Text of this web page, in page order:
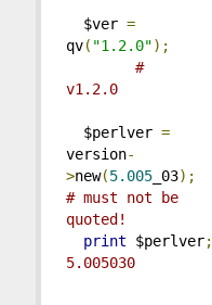
$ver =
qv( "1.2.0");
#
v1.2.0
$perlver =
version-
>new(5.005_03);
# must not be
quoted!
print $perlver;
5.005030